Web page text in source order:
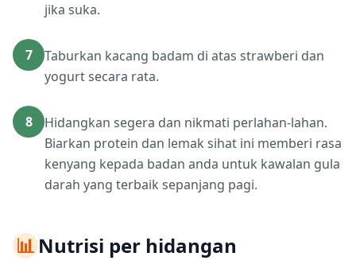
jika suka.
7
Taburkan kacang badam di atas strawberi dan
yogurt secara rata.
8
Hidangkan segera dan nikmati perlahan-lahan.
Biarkan protein dan lemak sihat ini memberi rasa
kenyang kepada badan anda untuk kawalan gula
darah yang terbaik sepanjang pagi.
📊Nutrisi per hidangan